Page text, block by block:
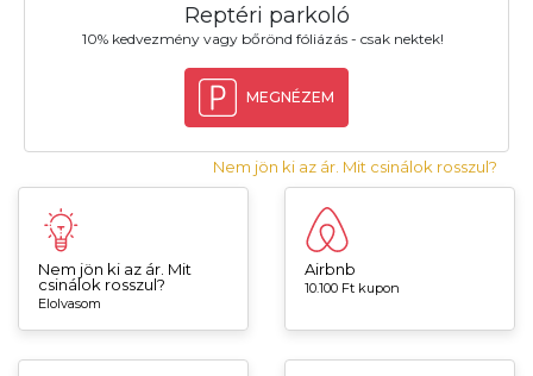
Reptéri parkoló
10% kedvezmény vagy bőrönd fóliázás - csak nektek!
MEGNÉZEM
Nem jön ki az ár. Mit csinálok rosszul?
Nem jön ki az ár. Mit
csinálok rosszul?
Elolvasom
Airbnb
10.100 Ft kupon